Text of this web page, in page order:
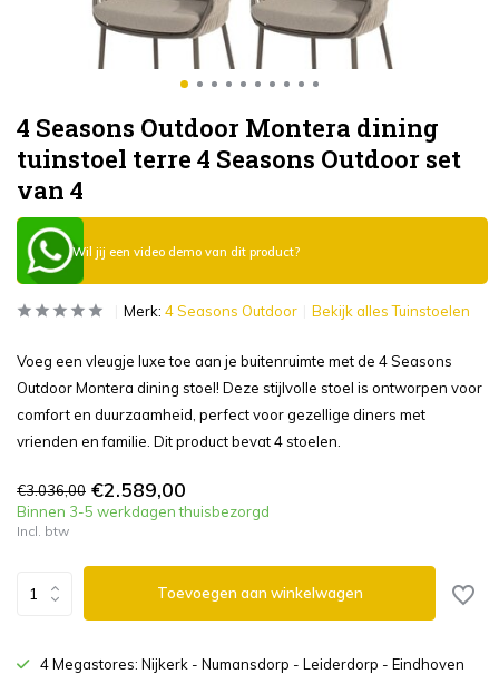
4 Seasons Outdoor Montera dining
tuinstoel terre 4 Seasons Outdoor set
van 4
Wil jij een video demo van dit product?
Merk: 4 Seasons Outdoor Bekijk alles Tuinstoelen
Voeg een vleugje luxe toe aan je buitenruimte met de 4 Seasons
Outdoor Montera dining stoel! Deze stijlvolle stoel is ontworpen voor
comfort en duurzaamheid, perfect voor gezellige diners met
vrienden en familie. Dit product bevat 4 stoelen.
€3.036,00 €2.589,00
Binnen 3-5 werkdagen thuisbezorgd
Incl. btw
Toevoegen aan winkelwagen
4 Megastores: Nijkerk - Numansdorp - Leiderdorp - Eindhoven